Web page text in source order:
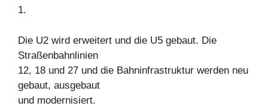
1.
Die U2 wird erweitert und die U5 gebaut. Die
Straßenbahnlinien
12, 18 und 27 und die Bahninfrastruktur werden neu
gebaut, ausgebaut
und modernisiert.